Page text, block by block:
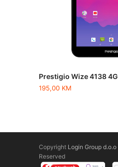
Prestigio Wize 4138 4G
195,00 KM
Copyright Login Group d.o.o
Reserved